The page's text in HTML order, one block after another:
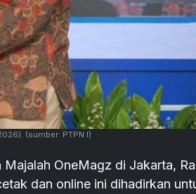
(sumber: PTPN I)
OneMagz di Jakarta,
dan online ini dihadirkan